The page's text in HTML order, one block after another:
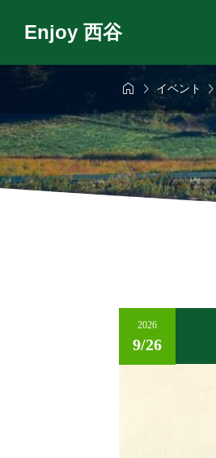
Enjoy 西谷
話せるにした
ば

 イベント 
2026
9/26